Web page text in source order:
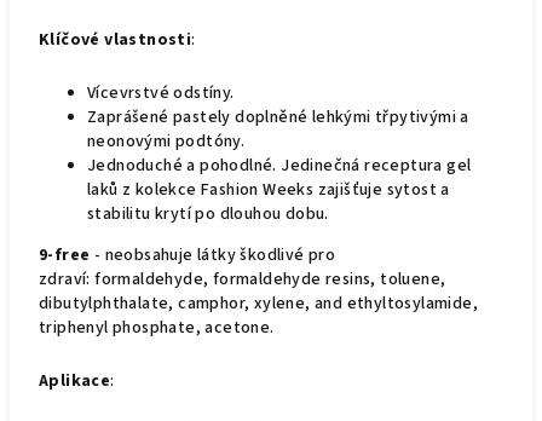
Klíčové vlastnosti:
Vícevrstvé odstíny.
Zaprášené pastely doplněné lehkými třpytivými a
neonovými podtóny.
Jednoduché a pohodlné. Jedinečná receptura gel
laků z kolekce Fashion Weeks zajišťuje sytost a
stabilitu krytí po dlouhou dobu.
9-free - neobsahuje látky škodlivé pro
zdraví: formaldehyde, formaldehyde resins, toluene,
dibutylphthalate, camphor, xylene, and ethyltosylamide,
triphenyl phosphate, acetone.
Aplikace: